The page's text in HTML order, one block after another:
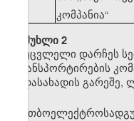
კომპანია“
მუხლი 2
უცვლელი დარჩეს
ტრანსპორტირების
გადასახადის გარეშე,
ა)